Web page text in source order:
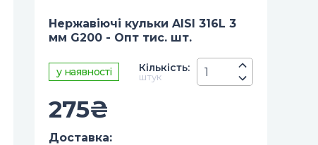
Нержавіючі кульки AISI 316L 3
мм G200 - Опт тис. шт.
у наявності Кiлькiсть:
штук
275₴
Доставка: